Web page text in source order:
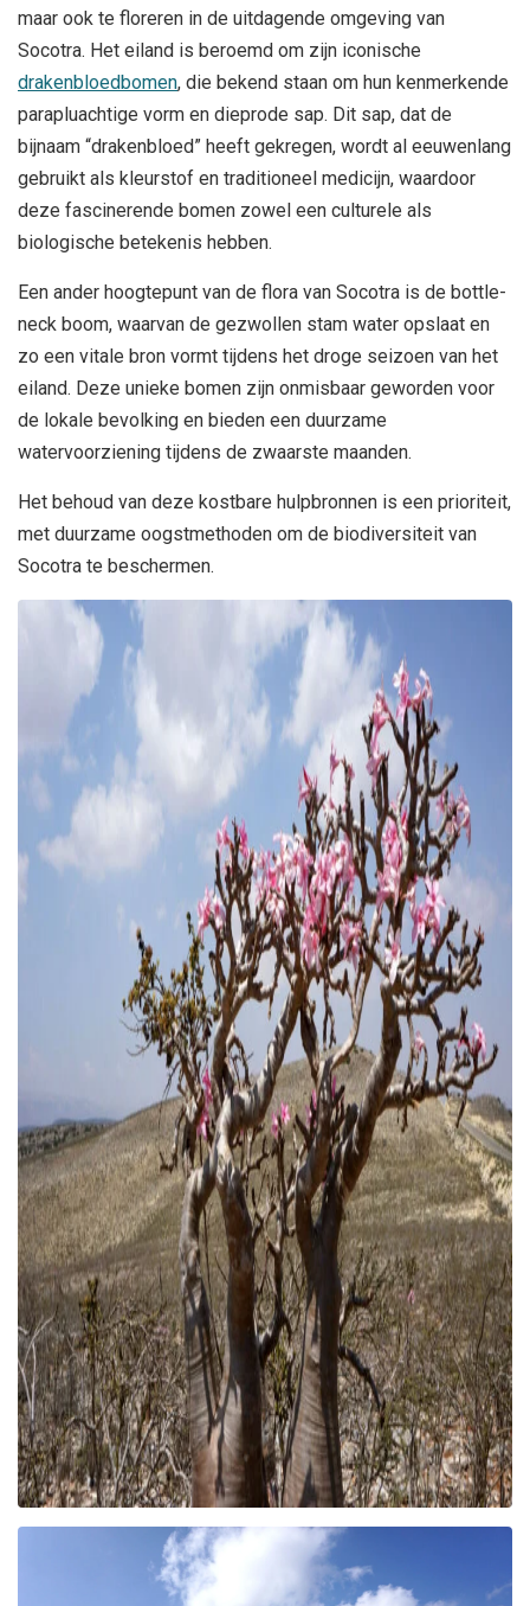
maar ook te floreren in de uitdagende omgeving van
Socotra. Het eiland is beroemd om zijn iconische
drakenbloedbomen, die bekend staan om hun kenmerkende
parapluachtige vorm en dieprode sap. Dit sap, dat de
bijnaam “drakenbloed” heeft gekregen, wordt al eeuwenlang
gebruikt als kleurstof en traditioneel medicijn, waardoor
deze fascinerende bomen zowel een culturele als
biologische betekenis hebben.
Een ander hoogtepunt van de flora van Socotra is de bottle-
neck boom, waarvan de gezwollen stam water opslaat en
zo een vitale bron vormt tijdens het droge seizoen van het
eiland. Deze unieke bomen zijn onmisbaar geworden voor
de lokale bevolking en bieden een duurzame
watervoorziening tijdens de zwaarste maanden.
Het behoud van deze kostbare hulpbronnen is een prioriteit,
met duurzame oogstmethoden om de biodiversiteit van
Socotra te beschermen.